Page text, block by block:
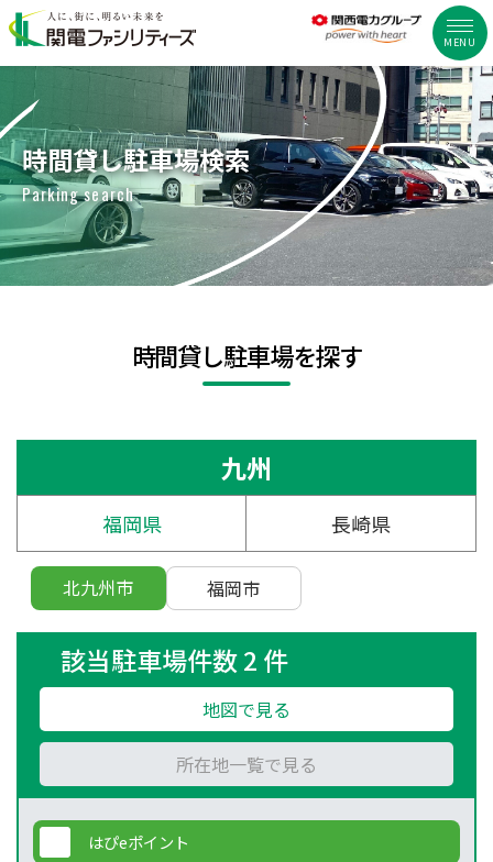
MENU
時間貸し駐車場検索
Parking search
時間貸し駐車場を探す
九州
福岡県 長崎県
北九州市 福岡市
該当駐車場件数 2 件
地図で見る
所在地一覧で見る
はぴeポイント